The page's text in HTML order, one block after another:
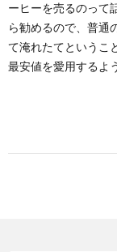
ーヒーを売るのって
ら勧めるので、普通
て淹れたてというこ
最安値を愛用するよ